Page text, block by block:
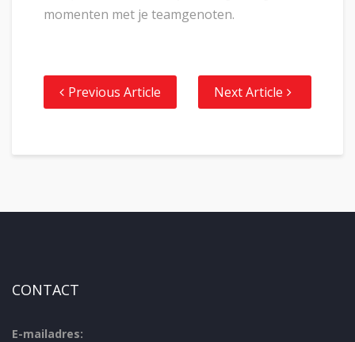
momenten met je teamgenoten.
Previous Article Next Article
CONTACT
E-mailadres: